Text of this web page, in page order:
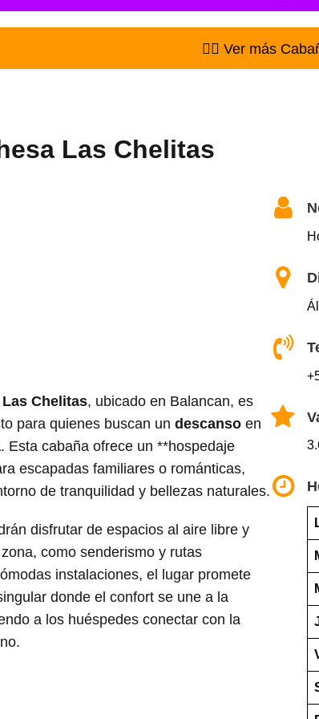
👉🏻 Ver más
Las Chelitas
Chelitas, ubicado en Balancan, es
para quienes buscan un descanso en
. Esta cabaña ofrece un **hospedaje
escapadas familiares o románticas,
de tranquilidad y bellezas naturales.
disfrutar de espacios al aire libre y
como senderismo y rutas
instalaciones, el lugar promete
donde el confort se une a la
a los huéspedes conectar con la